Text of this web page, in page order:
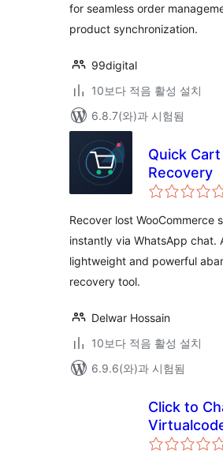
for seamless order
product synchronization.
99digital
10보다 적음 활성 설치
6.8.7(와)과 시험됨
Quick Cart
Recovery
Recover lost WooCommerce
instantly via WhatsApp chat.
lightweight and powerful
recovery tool.
Delwar Hossain
10보다 적음 활성 설치
6.9.6(와)과 시험됨
Click to